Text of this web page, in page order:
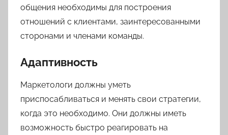
общения необходимы для построения
отношений с клиентами, заинтересованными
сторонами и членами команды.
Адаптивность
Маркетологи должны уметь
приспосабливаться и менять свои стратегии,
когда это необходимо. Они должны иметь
возможность быстро реагировать на